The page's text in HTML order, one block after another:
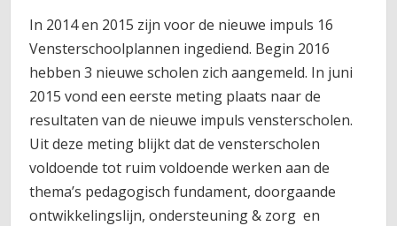
In 2014 en 2015 zijn voor de nieuwe impuls 16
Vensterschoolplannen ingediend. Begin 2016
hebben 3 nieuwe scholen zich aangemeld. In juni
2015 vond een eerste meting plaats naar de
resultaten van de nieuwe impuls vensterscholen.
Uit deze meting blijkt dat de vensterscholen
voldoende tot ruim voldoende werken aan de
thema’s pedagogisch fundament, doorgaande
ontwikkelingslijn, ondersteuning & zorg en